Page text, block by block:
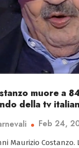
muore a
della tv
Feb 24,
Maurizio